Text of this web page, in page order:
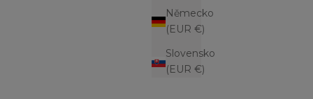
Německo
(EUR €)
Slovensko
(EUR €)